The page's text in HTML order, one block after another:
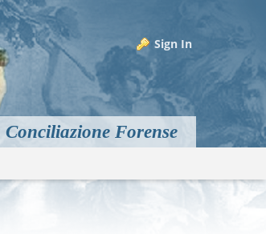
Sign In
Forense